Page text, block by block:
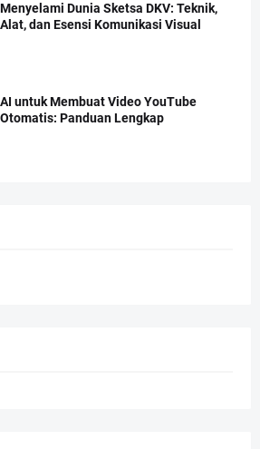
Menyelami Dunia Sketsa DKV: Teknik,
Alat, dan Esensi Komunikasi Visual
AI untuk Membuat Video YouTube
Otomatis: Panduan Lengkap